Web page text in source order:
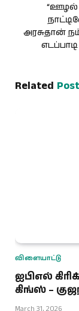
“ஊழல்
அரசுதான்
Related
விளையாட்டு
ஐபிஎல்
கிங்ஸ் –